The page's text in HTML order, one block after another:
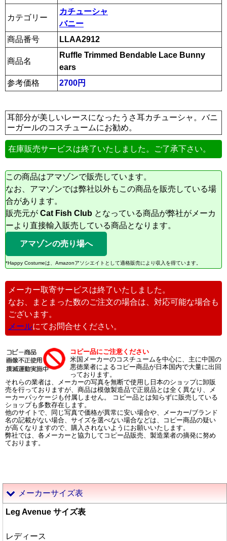
カテゴリー
カチューシャ
バニー
商品番号
LLAA2912
商品名
Ruffle Trimmed Bendable Lace Bunny
ears
参考価格
2700円
耳部分が美しいレースになったうさ耳カチューシャ。バニ
ーガールのコスチュームにお勧め。
在庫販売サービスは終了いたしました。ご了承下さい。
この商品はアマゾンで販売しています。
なお、アマゾンでは弊社以外もこの商品を販売している場
合があります。
販売元が Cat Fish Club となっている商品が弊社がメーカ
ーより直接輸入販売している商品となります。
アマゾンの売り場へ
*Happy Costumeは、Amazonアソシエイトとして適格販売により収入を得ています。
メーカー取寄サービスは終了いたしました。
なお、まとまった数のご注文の場合は、対応可能な場合も
ございます。
メールにてお問合せください。
コピー品にご注意ください
米国メーカーのコスチュームを中心に、主に中国の
悪徳業者によるコピー商品が日本国内で大量に出回
っております。
それらの業者は、メーカーの写真を無断で使用し日本のショップに卸販
売を行っておりますが、商品は模倣製造品で正規品とは全く異なり、メ
ーカーパッケージも付属しません。 コピー品とは知らずに販売している
ショップも多数存在します。
他のサイトで、同じ写真で価格が異常に安い場合や、メーカー/ブランド
名の記載がない場合、サイズを選べない場合などは、コピー商品の疑い
が高くなりますので、購入されないようにお願いいたします。
弊社では、各メーカーと協力してコピー品販売、製造業者の摘発に努め
ております。
メーカーサイズ表
Leg Avenue サイズ表
レディース